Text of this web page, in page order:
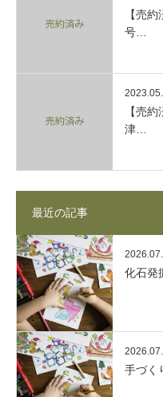
【売
号…
【売
津…
最近の記事
化石発
手づく